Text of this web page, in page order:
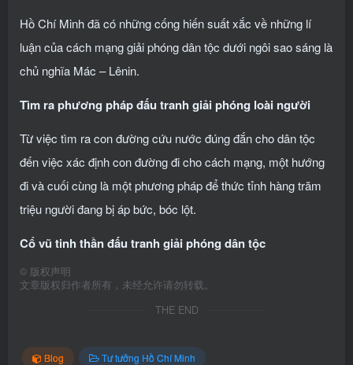
Hồ Chí Minh đã có những cống hiến suất xắc về những lí
luận của cách mạng giải phóng dân tộc dưới ngôi sao sáng là
chủ nghĩa Mác – Lênin.
Tìm ra phương pháp đấu tranh giải phóng loài người
Từ việc tìm ra con đường cứu nước đúng đắn cho dân tộc
đến việc xác định con đường đi cho cách mạng, một hướng
đi và cuối cùng là một phương pháp để thức tỉnh hàng trăm
triệu người đang bị áp bức, bóc lột.
Cổ vũ tinh thần đấu tranh giải phóng dân tộc
© 版权声明
文章版权归作者所有，未经允许请勿转载。
THE END
Blog
Tư tưởng Hồ Chí Minh